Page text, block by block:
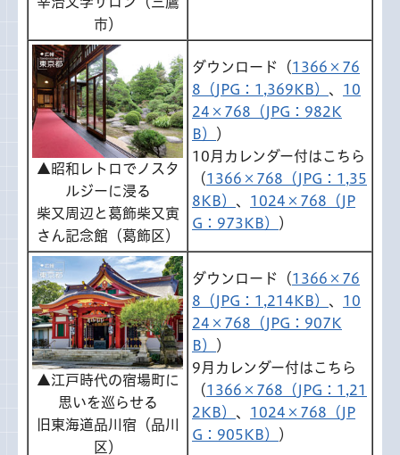
市）
▲昭和レトロでノスタ
ルジーに浸る
柴又周辺と葛飾柴又寅
さん記念館（葛飾区）
ダウンロード（1366×76
8（JPG：1,369KB） 、 10
24×768（JPG：982K
B）
）
10月カレンダー付はこちら
（1366×768（JPG：1,35
8KB） 、 1024×768（JP
G：973KB）
）
▲江戸時代の宿場町に
思いを巡らせる
旧東海道品川宿（品川
区）
ダウンロード（1366×76
8（JPG：1,214KB） 、 10
24×768（JPG：907K
B）
）
9月カレンダー付はこちら
（1366×768（JPG：1,21
2KB） 、 1024×768（JP
G：905KB）
）